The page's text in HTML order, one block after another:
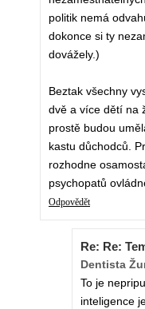
politik nemá
dokonce si ty
dovážely.)
Beztak všechny
dvě a více dětí na
prostě budou
kastu důchodců.
rozhodne
psychopatů
Odpovědět
Re: Re:
Dentista
To je
inteligence